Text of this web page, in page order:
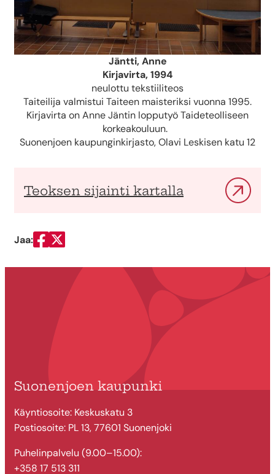
Jäntti, Anne
Kirjavirta, 1994
neulottu tekstiiliteos
Taiteilija valmistui Taiteen maisteriksi vuonna 1995.
Kirjavirta on Anne Jäntin lopputyö Taideteolliseen
korkeakouluun.
Suonenjoen kaupunginkirjasto, Olavi Leskisen katu 12
Teoksen sijainti kartalla
Jaa:
Jaa Facebookissa
Jaa Twitterissä
Suonenjoen kaupunki
Käyntiosoite: Keskuskatu 3
Postiosoite: PL 13, 77601 Suonenjoki
Puhelinpalvelu (9.00–15.00):
+358 17 513 311